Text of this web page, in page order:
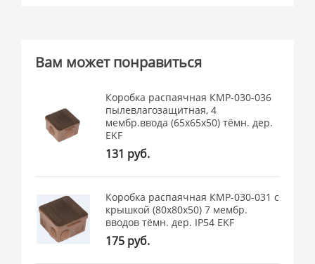
Вам может понравиться
Коробка распаячная КМР-030-036
пылевлагозащитная, 4
мембр.ввода (65х65х50) тёмн. дер.
EKF
131 руб.
Коробка распаячная КМР-030-031 с
крышкой (80х80х50) 7 мембр.
вводов тёмн. дер. IP54 EKF
175 руб.